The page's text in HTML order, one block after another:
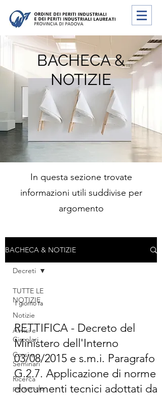
BACHECA &
NOTIZIE
In questa sezione trovate
informazioni utili suddivise per
argomento
BACHECA & NOTIZIE
TUTTE LE
NOTIZIE
Notizie
Avvisi e
Circolari
Corsi e
Seminari
Ricerca
personale
Decreti
1 giorno fa
RETTIFICA - Decreto del
Ministero dell'Interno
03/08/2015 e s.m.i. Paragrafo
G.2.7. Applicazione di norme
documenti tecnici adottati da